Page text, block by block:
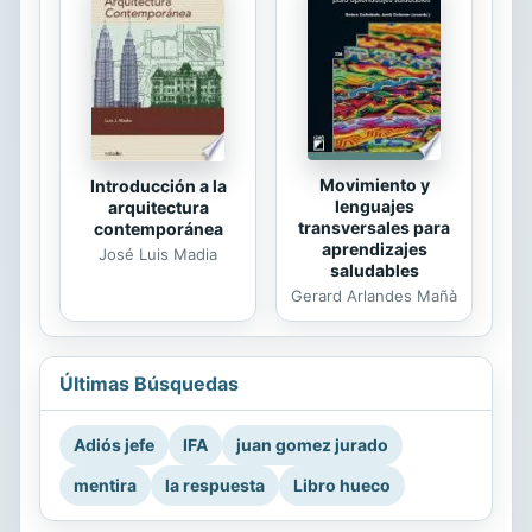
Introducción a la
arquitectura
contemporánea
José Luis Madia
Movimiento y
lenguajes
transversales para
aprendizajes
saludables
Gerard Arlandes Mañà
Últimas Búsquedas
Adiós jefe IFA
juan gomez jurado
mentira
la respuesta Libro hueco